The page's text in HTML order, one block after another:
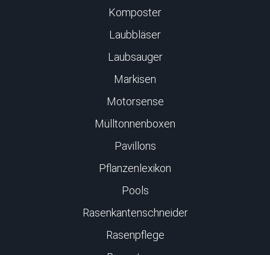
Komposter
Laubbläser
Laubsauger
Markisen
Motorsense
Mülltonnenboxen
Pavillons
Pflanzenlexikon
Pools
Rasenkantenschneider
Rasenpflege